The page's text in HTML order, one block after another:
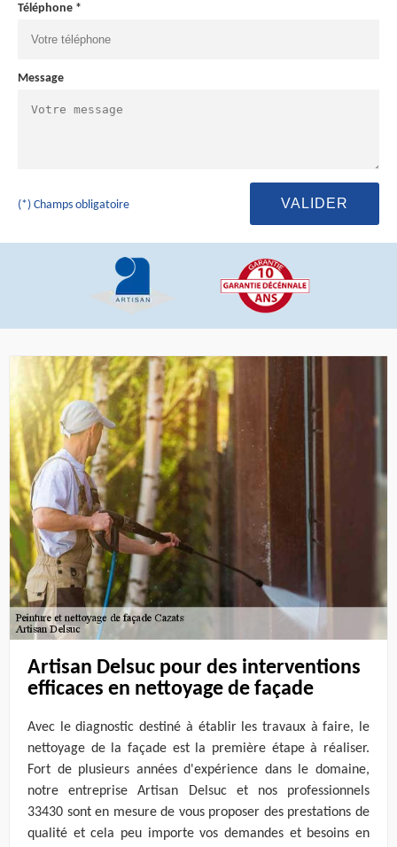
Téléphone *
Message
(*) Champs obligatoire
Artisan Delsuc pour des interventions
efficaces en nettoyage de façade
Avec le diagnostic destiné à établir les travaux à faire, le
nettoyage de la façade est la première étape à réaliser.
Fort de plusieurs années d'expérience dans le domaine,
notre entreprise Artisan Delsuc et nos professionnels
33430 sont en mesure de vous proposer des prestations de
qualité et cela peu importe vos demandes et besoins en